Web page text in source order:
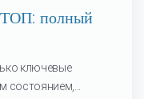
ТОП: полный
ключевые
состоянием,...